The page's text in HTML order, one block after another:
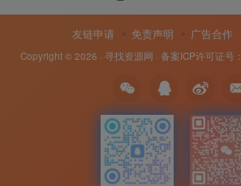
友链申请 免责声明 广告合作
Copyright © 2026 · 寻找资源网 · 备案ICP许可证号：